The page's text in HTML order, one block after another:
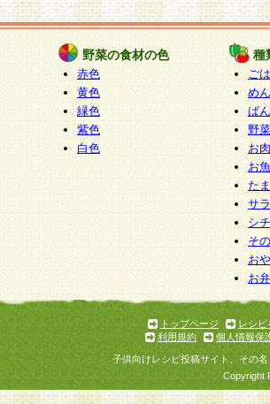
野菜の食材の色
赤色
黄色
緑色
紫色
白色
種
ご
めん
ぱん
野
お
お
た
サ
シ
そ
お
お
トップページ
レシピ
利用規約
個人情報保
子供向けレシピ投稿サイト、その
Copyright